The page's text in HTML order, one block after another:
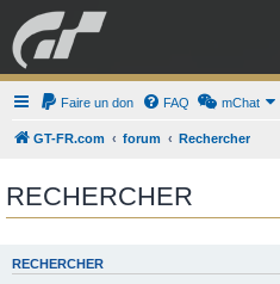
GRAN TURISMO
ESPORT
Faire un don FAQ mChat
GT-FR.com forum Rechercher
RECHERCHER
RECHERCHER